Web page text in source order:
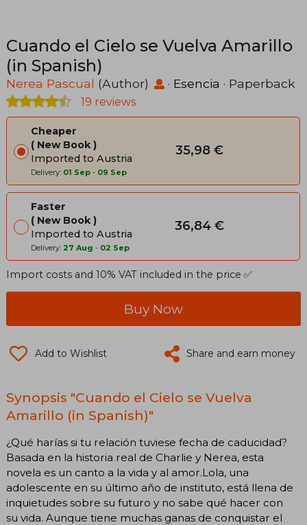
Cuando el Cielo se Vuelva Amarillo
(in Spanish)
Nerea Pascual (Author) · Esencia · Paperback
19 reviews
Cheaper
New Book
Imported to Austria
Delivery: 01 Sep - 09 Sep
35,98 €
Faster
New Book
Imported to Austria
Delivery: 27 Aug - 02 Sep
36,84 €
Import costs and 10% VAT included in the price ✅
Buy Now
Add to Wishlist Share and earn money
Synopsis "Cuando el Cielo se Vuelva
Amarillo (in Spanish)"
¿Qué harías si tu relación tuviese fecha de caducidad?
Basada en la historia real de Charlie y Nerea, esta
novela es un canto a la vida y al amor.Lola, una
adolescente en su último año de instituto, está llena de
inquietudes sobre su futuro y no sabe qué hacer con
su vida. Aunque tiene muchas ganas de conquistar el